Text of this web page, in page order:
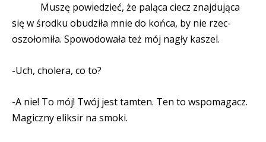
Muszę powiedzieć, że paląca ciecz znajdująca
się w środku obudziła mnie do końca, by nie rzec-
oszołomiła. Spowodowała też mój nagły kaszel.
-Uch, cholera, co to?
-A nie! To mój! Twój jest tamten. Ten to wspomagacz.
Magiczny eliksir na smoki.